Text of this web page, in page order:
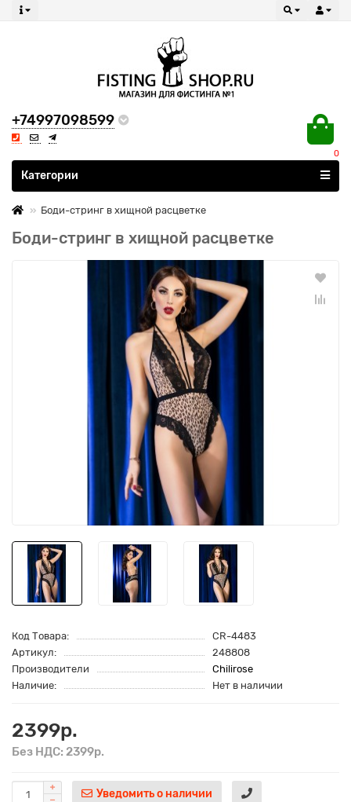
+74997098599
0
Все категории
Категории
Боди-стринг в хищной расцветке
Боди-стринг в хищной расцветке
Код Товара:
CR-4483
Артикул:
248808
Производители
Chilirose
Наличие:
Нет в наличии
2399р.
Без НДС: 2399р.
Уведомить о наличии